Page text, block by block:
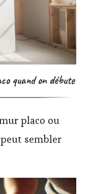
quand on débute
placo ou
sembler